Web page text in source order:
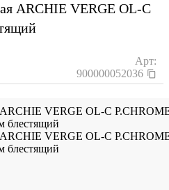
ARCHIE VERGE OL-C
Арт:
900000052036